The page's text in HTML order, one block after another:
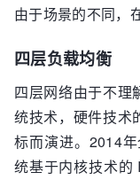
由于场景的不同，
四层负载均衡
四层网络由于不理
统技术，硬件技术
标而演进。2014
统基于内核技术的